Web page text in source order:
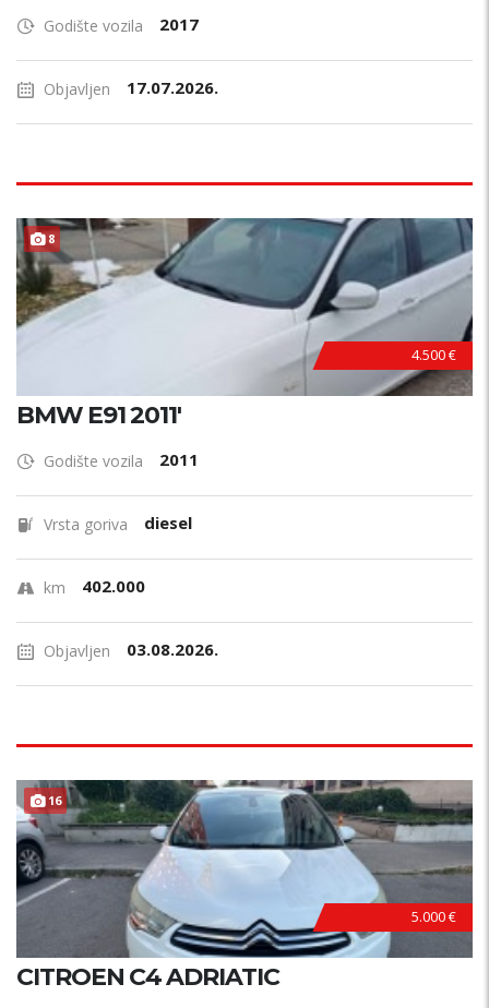
Godište vozila 2017
Objavljen 17.07.2026.
8
4.500 €
BMW E91 2011'
Godište vozila 2011
Vrsta goriva diesel
km 402.000
Objavljen 03.08.2026.
16
5.000 €
CITROEN C4 ADRIATIC